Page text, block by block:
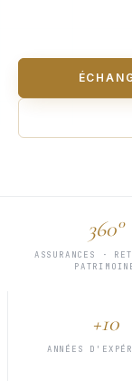
360°
ASSURANCES ·
+10
ANNÉES